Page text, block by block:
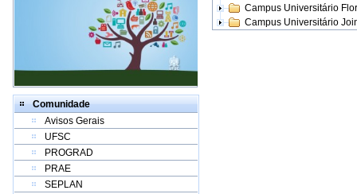
Comunidade
Avisos Gerais
UFSC
PROGRAD
PRAE
SEPLAN
Campus Universitário
Campus Universitário